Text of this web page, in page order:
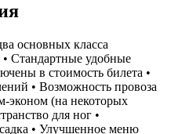
основных класса
Стандартные удобные
в стоимость билета •
• Возможность провоза
эконом (на некоторых
для ног •
• Улучшенное меню